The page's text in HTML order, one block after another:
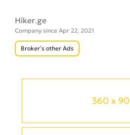
360 x 90
Hiker.ge
Company since Apr 22, 2021
Broker’s other Ads